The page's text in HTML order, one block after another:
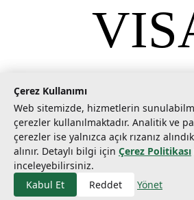
2026Tarımcom Tarım ve Teknoloji A.Ş.